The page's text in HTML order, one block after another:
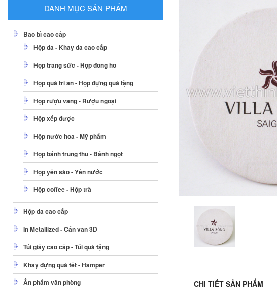
DANH MỤC SẢN PHẨM
Bao bì cao cấp
Hộp da - Khay da cao cấp
Hộp trang sức - Hộp đồng hồ
Hộp quà tri ân - Hộp đựng quà tặng
Hộp rượu vang - Rượu ngoại
Hộp xếp được
Hộp nước hoa - Mỹ phẩm
Hộp bánh trung thu - Bánh ngọt
Hộp yến sào - Yến nước
Hộp coffee - Hộp trà
Hộp da cao cấp
In Metallized - Cán vân 3D
Túi giấy cao cấp - Túi quà tặng
Khay đựng quà tết - Hamper
Ấn phẩm văn phòng
CHI TIẾT SẢN PHẨM